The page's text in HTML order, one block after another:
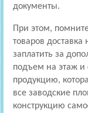
документы.
При этом,
товаров
заплатить за
подъем на этаж и
продукцию,
все заводские
конструкцию